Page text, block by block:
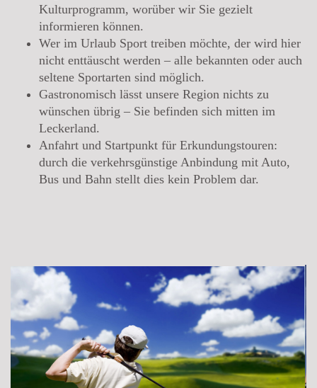
Kulturprogramm, worüber wir Sie gezielt
informieren können.
Wer im Urlaub Sport treiben möchte, der wird hier
nicht enttäuscht werden – alle bekannten oder auch
seltene Sportarten sind möglich.
Gastronomisch lässt unsere Region nichts zu
wünschen übrig – Sie befinden sich mitten im
Leckerland.
Anfahrt und Startpunkt für Erkundungstouren:
durch die verkehrsgünstige Anbindung mit Auto,
Bus und Bahn stellt dies kein Problem dar.